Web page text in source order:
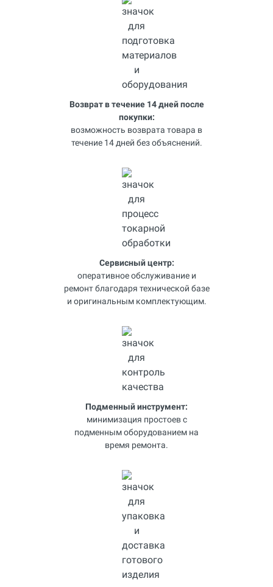
Возврат в течение 14 дней после
покупки:
возможность возврата товара в
течение 14 дней без объяснений.
Сервисный центр:
оперативное обслуживание и
ремонт благодаря технической базе
и оригинальным комплектующим.
Подменный инструмент:
минимизация простоев с
подменным оборудованием на
время ремонта.